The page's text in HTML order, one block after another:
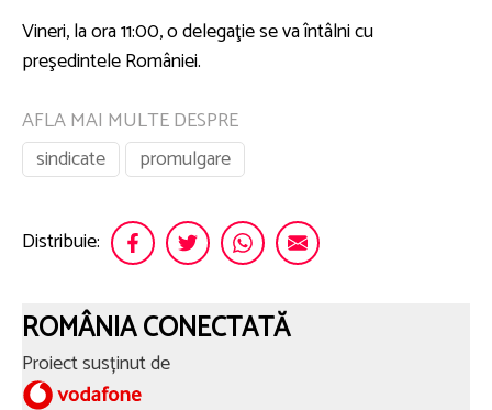
Vineri, la ora 11:00, o delegaţie se va întâlni cu
preşedintele României.
AFLA MAI MULTE DESPRE
sindicate
promulgare
Distribuie:
ROMÂNIA CONECTATĂ
Proiect susținut de